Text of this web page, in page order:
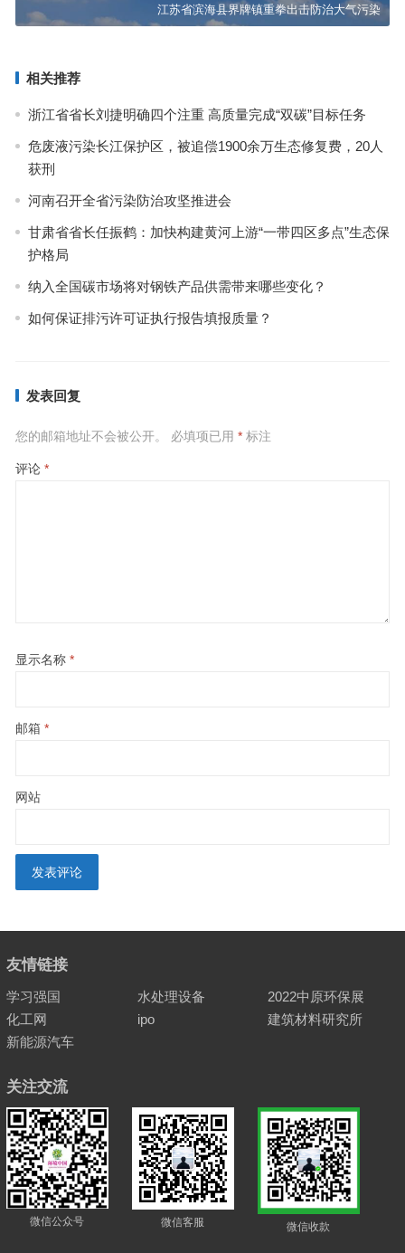
江苏省滨海县界牌镇重拳出击防治大气污染
相关推荐
浙江省省长刘捷明确四个注重 高质量完成“双碳”目标任务
危废液污染长江保护区，被追偿1900余万生态修复费，20人
获刑
河南召开全省污染防治攻坚推进会
甘肃省省长任振鹤：加快构建黄河上游“一带四区多点”生态保
护格局
纳入全国碳市场将对钢铁产品供需带来哪些变化？
如何保证排污许可证执行报告填报质量？
发表回复
您的邮箱地址不会被公开。 必填项已用 *标注
评论 *
显示名称 *
邮箱 *
网站
友情链接
学习强国 水处理设备
2022中原环保展
化工网
ipo
建筑材料研究所
新能源汽车
关注交流
微信公众号 微信客服 微信收款